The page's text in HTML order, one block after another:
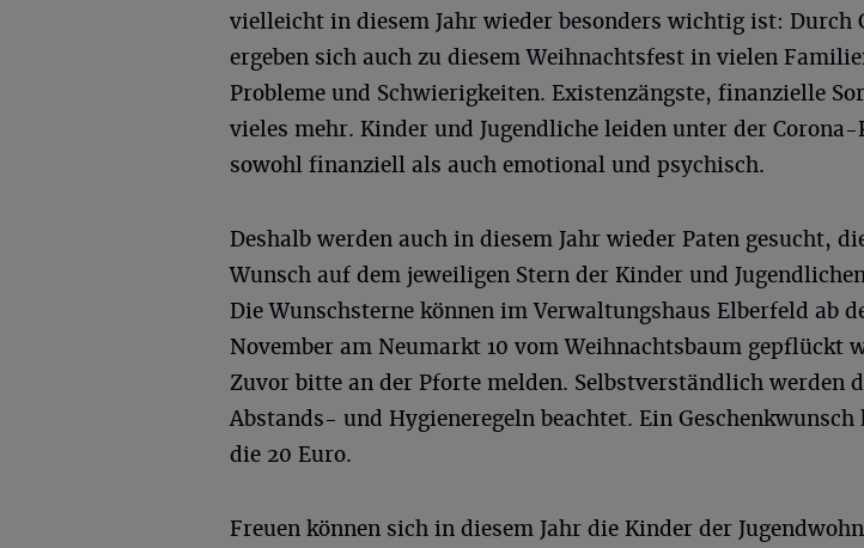
vielleicht in diesem Jahr wieder besonders wichtig ist: Durch
ergeben sich auch zu diesem Weihnachtsfest in vielen
Probleme und Schwierigkeiten. Existenzängste, finanzielle
vieles mehr. Kinder und Jugendliche leiden unter der Corona-
sowohl finanziell als auch emotional und psychisch.
Deshalb werden auch in diesem Jahr wieder Paten gesucht,
Wunsch auf dem jeweiligen Stern der Kinder und
Die Wunschsterne können im Verwaltungshaus Elberfeld ab
November am Neumarkt 10 vom Weihnachtsbaum gepflückt
Zuvor bitte an der Pforte melden. Selbstverständlich werden
Abstands- und Hygieneregeln beachtet. Ein Geschenkwunsch
die 20 Euro.
Freuen können sich in diesem Jahr die Kinder der